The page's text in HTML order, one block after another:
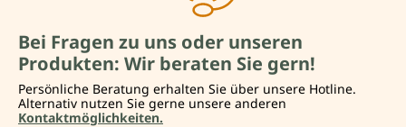
Bei Fragen zu uns oder unseren
Produkten: Wir beraten Sie gern!
Persönliche Beratung erhalten Sie über unsere Hotline.
Alternativ nutzen Sie gerne unsere anderen
Kontaktmöglichkeiten.